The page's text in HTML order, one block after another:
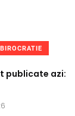
publicate azi: